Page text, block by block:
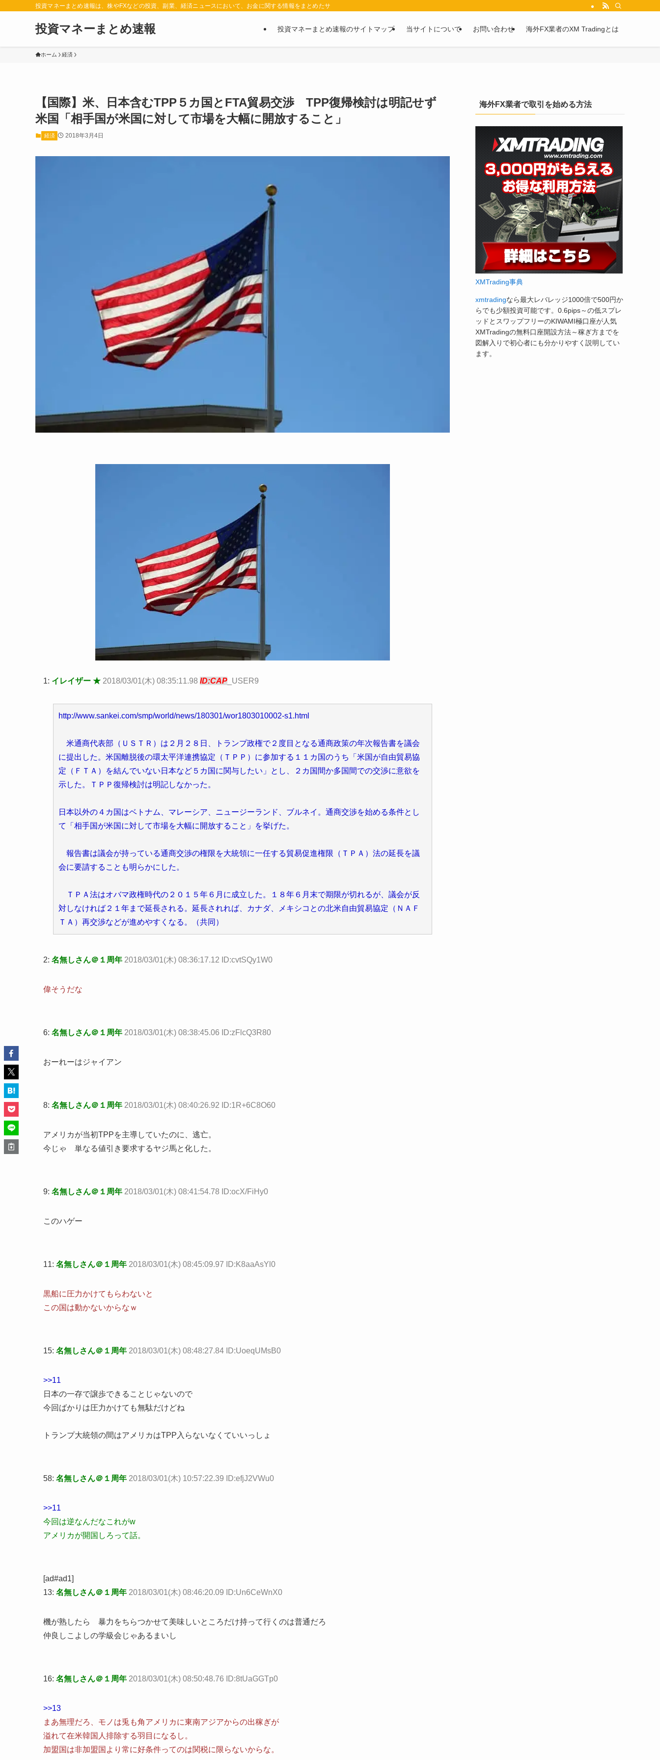
投資マネーまとめ速報は、株やFXなどの投資、副業、経済ニュースにおいて、お金に関する情報をまとめたサイトです。お金に関する情報の口コミや評判を2chや5chからピックアップしています。
投資マネーまとめ速報 投資マネーまとめ速報のサイトマップ 当サイトについて お問い合わせ 海外FX業者のXM Tradingとは
ホーム 経済
【国際】米、日本含むTPP５カ国とFTA貿易交渉 TPP復帰検討は明記せず
米国「相手国が米国に対して市場を大幅に開放すること」
経済 2018年3月4日
1: イレイザー ★ 2018/03/01(木) 08:35:11.98 ID:CAP _USER9
http://www.sankei.com/smp/world/news/180301/wor1803010002-s1.html
米通商代表部（ＵＳＴＲ）は２月２８日、トランプ政権で２度目となる通商政策の年次報告書を議会
に提出した。米国離脱後の環太平洋連携協定（ＴＰＰ）に参加する１１カ国のうち「米国が自由貿易協
定（ＦＴＡ）を結んでいない日本など５カ国に関与したい」とし、２カ国間か多国間での交渉に意欲を
示した。ＴＰＰ復帰検討は明記しなかった。
日本以外の４カ国はベトナム、マレーシア、ニュージーランド、ブルネイ。通商交渉を始める条件とし
て「相手国が米国に対して市場を大幅に開放すること」を挙げた。
報告書は議会が持っている通商交渉の権限を大統領に一任する貿易促進権限（ＴＰＡ）法の延長を議
会に要請することも明らかにした。
ＴＰＡ法はオバマ政権時代の２０１５年６月に成立した。１８年６月末で期限が切れるが、議会が反
対しなければ２１年まで延長される。延長されれば、カナダ、メキシコとの北米自由貿易協定（ＮＡＦ
ＴＡ）再交渉などが進めやすくなる。（共同）
2: 名無しさん＠１周年 2018/03/01(木) 08:36:17.12 ID:cvtSQy1W0
偉そうだな
6: 名無しさん＠１周年 2018/03/01(木) 08:38:45.06 ID:zFlcQ3R80
おーれーはジャイアン
8: 名無しさん＠１周年 2018/03/01(木) 08:40:26.92 ID:1R+6C8O60
アメリカが当初TPPを主導していたのに、逃亡。
今じゃ 単なる値引き要求するヤジ馬と化した。
9: 名無しさん＠１周年 2018/03/01(木) 08:41:54.78 ID:ocX/FiHy0
このハゲー
11: 名無しさん＠１周年 2018/03/01(木) 08:45:09.97 ID:K8aaAsYl0
黒船に圧力かけてもらわないと
この国は動かないからなｗ
15: 名無しさん＠１周年 2018/03/01(木) 08:48:27.84 ID:UoeqUMsB0
>>11
日本の一存で譲歩できることじゃないので
今回ばかりは圧力かけても無駄だけどね
トランプ大統領の間はアメリカはTPP入らないなくていいっしょ
58: 名無しさん＠１周年 2018/03/01(木) 10:57:22.39 ID:efjJ2VWu0
>>11
今回は逆なんだなこれがw
アメリカが開国しろって話。
[ad#ad1]
13: 名無しさん＠１周年 2018/03/01(木) 08:46:20.09 ID:Un6CeWnX0
機が熟したら 暴力をちらつかせて美味しいところだけ持って行くのは普通だろ
仲良しこよしの学級会じゃあるまいし
16: 名無しさん＠１周年 2018/03/01(木) 08:50:48.76 ID:8tUaGGTp0
>>13
まあ無理だろ、モノは兎も角アメリカに東南アジアからの出稼ぎが
溢れて在米韓国人排除する羽目になるし。
加盟国は非加盟国より常に好条件ってのは関税に限らないからな。
海外FX業者で取引を始める方法
XMTrading事典
xmtradingなら最大レバレッジ1000倍で500円か
らでも少額投資可能です。0.6pips～の低スプレ
ッドとスワップフリーのKIWAMI極口座が人気
XMTradingの無料口座開設方法～稼ぎ方までを
図解入りで初心者にも分かりやすく説明してい
ます。